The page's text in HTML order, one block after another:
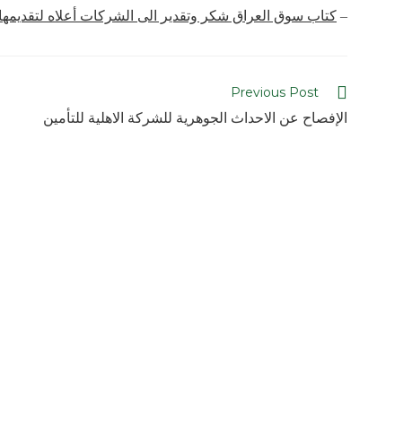
– كتاب سوق العراق شكر وتقدير الى الشركات أعلاه لتقديمها
Previous Post
الإفصاح عن الاحداث الجوهرية للشركة الاهلية للتأمين